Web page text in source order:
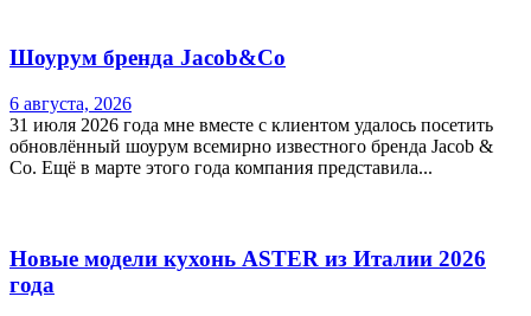
Шоурум бренда Jacob&Co
6 августа, 2026
31 июля 2026 года мне вместе с клиентом удалось посетить
обновлённый шоурум всемирно известного бренда Jacob &
Co. Ещё в марте этого года компания представила...
Новые модели кухонь ASTER из Италии 2026
года